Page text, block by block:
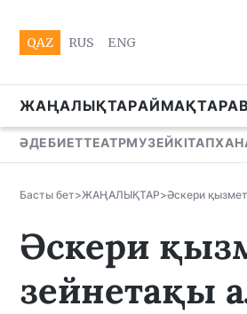
QAZ RUS ENG
ЖАҢАЛЫҚТАРАЙМАҚТАР
ӘДЕБИЕТТЕАТРМУЗЕЙ
Басты бет>ЖАҢАЛЫҚТАР>Әскери
Әскери
зейнетақы